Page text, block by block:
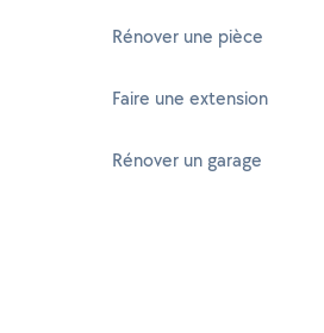
Rénover une pièce
Faire une extension
Rénover un garage